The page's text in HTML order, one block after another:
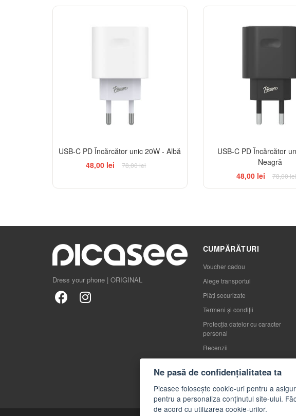
USB-C PD Încărcător unic 20W - Albă
48,00 lei
78,00 lei
USB-C PD Încărcător
Neagră
48,00 lei
78,00 lei
Dress your phone | ORIGINAL
CUMPĂRĂTURI
Voucher cadou
Alege transportul
Plăți securizate
Termeni și condiții
Protecția datelor cu caracter
personal
Recenzii
Blog
FAQs
Ne pasă de confidențialitatea ta
Picasee folosește cookie-uri pentru a
pentru a personaliza conținutul site-ului.
de acord cu utilizarea cookie-urilor.